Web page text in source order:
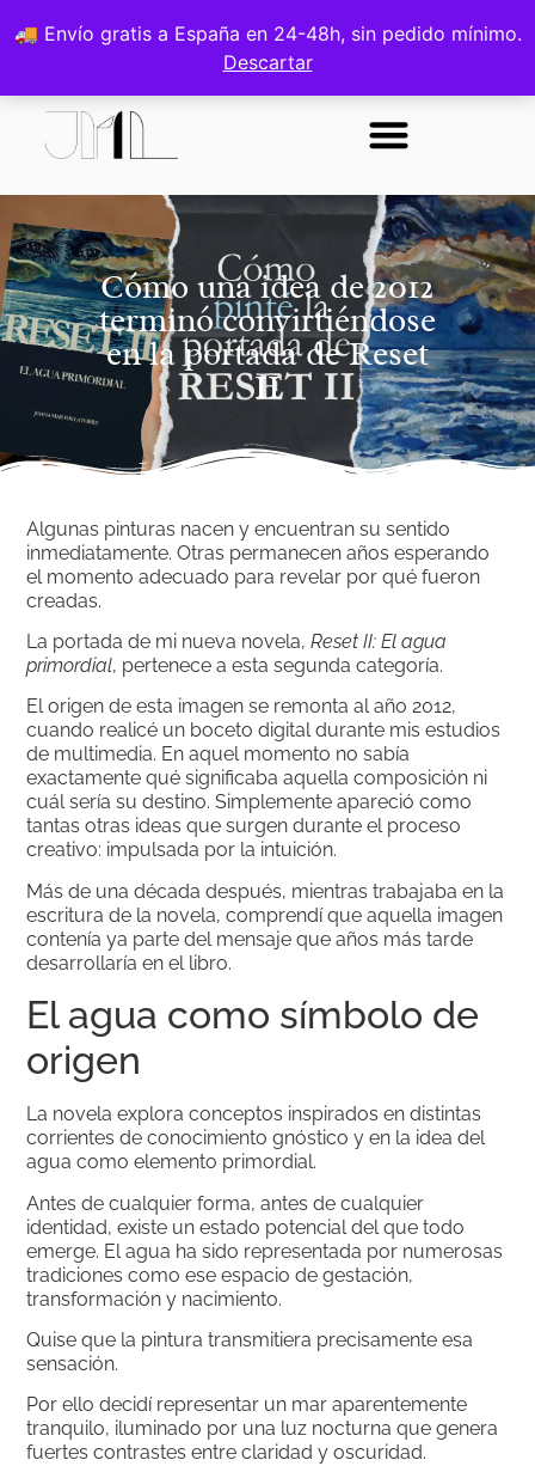
🚚 Envío gratis a España en 24-48h, sin pedido mínimo.
Descartar
ES
0
Cómo una idea de 2012
terminó convirtiéndose
en la portada de Reset
II
Algunas pinturas nacen y encuentran su sentido
inmediatamente. Otras permanecen años esperando
el momento adecuado para revelar por qué fueron
creadas.
La portada de mi nueva novela,Reset II: El agua
primordial, pertenece a esta segunda categoría.
El origen de esta imagen se remonta al año 2012,
cuando realicé un boceto digital durante mis estudios
de multimedia. En aquel momento no sabía
exactamente qué significaba aquella composición ni
cuál sería su destino. Simplemente apareció como
tantas otras ideas que surgen durante el proceso
creativo: impulsada por la intuición.
Más de una década después, mientras trabajaba en la
escritura de la novela, comprendí que aquella imagen
contenía ya parte del mensaje que años más tarde
desarrollaría en el libro.
El agua como símbolo de
origen
La novela explora conceptos inspirados en distintas
corrientes de conocimiento gnóstico y en la idea del
agua como elemento primordial.
Antes de cualquier forma, antes de cualquier
identidad, existe un estado potencial del que todo
emerge. El agua ha sido representada por numerosas
tradiciones como ese espacio de gestación,
transformación y nacimiento.
Quise que la pintura transmitiera precisamente esa
sensación.
Por ello decidí representar un mar aparentemente
tranquilo, iluminado por una luz nocturna que genera
fuertes contrastes entre claridad y oscuridad.